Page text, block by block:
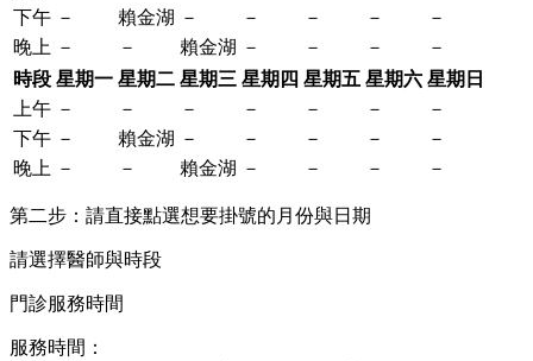
下午 － 賴金湖 － － － －
－
晚上 － － 賴金湖 － － －
－
時段 星期一 星期二 星期三 星期四 星期五 星期六 星期日
上午 － － － － － －
－
下午 － 賴金湖 － － － －
－
晚上 － － 賴金湖 － － － －
第二步：請直接點選想要掛號的月份與日期
請選擇醫師與時段
門診服務時間
服務時間：